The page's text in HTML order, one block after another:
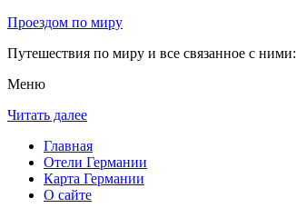
Проездом по миру
Путешествия по миру и все связанное с
Меню
Читать далее
Главная
Отели Германии
Карта Германии
О сайте